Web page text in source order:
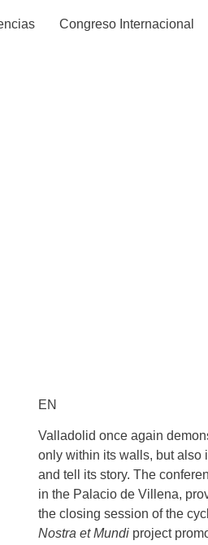
Congreso Internacional
EN
Valladolid once again
only within its walls, but also
and tell its story. The
in the Palacio de Villena,
the closing session of the
Nostra et Mundi project